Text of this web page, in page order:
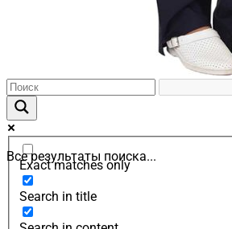
Все результаты поиска...
Exact matches only
Search in title